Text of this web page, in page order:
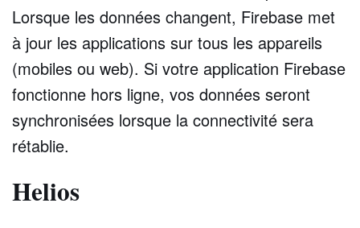
Lorsque les données changent, Firebase met
à jour les applications sur tous les appareils
(mobiles ou web). Si votre application Firebase
fonctionne hors ligne, vos données seront
synchronisées lorsque la connectivité sera
rétablie.
Helios